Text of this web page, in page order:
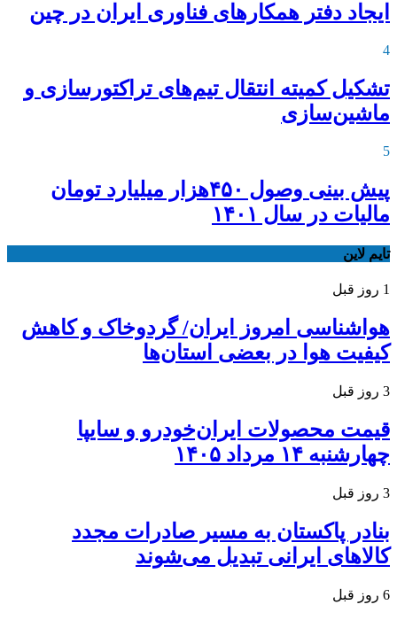
ایجاد دفتر همکارهای فناوری ایران در چین
4
تشکیل کمیته انتقال تیم‌های تراکتورسازی و
ماشین‌سازی
5
پیش بینی وصول ۴۵۰هزار میلیارد تومان
مالیات در سال ۱۴۰۱
تایم لاین
1 روز قبل
هواشناسی امروز ایران/ گردوخاک و کاهش
کیفیت هوا در بعضی استان‌ها
3 روز قبل
قیمت محصولات ایران‌خودرو و سایپا
چهارشنبه ۱۴ مرداد ۱۴۰۵
3 روز قبل
بنادر پاکستان به مسیر صادرات مجدد
کالاهای ایرانی تبدیل می‌شوند
6 روز قبل